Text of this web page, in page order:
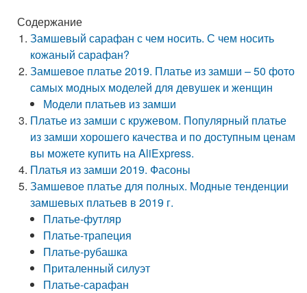
Содержание
Замшевый сарафан с чем носить. С чем носить
кожаный сарафан?
Замшевое платье 2019. Платье из замши – 50 фото
самых модных моделей для девушек и женщин
Модели платьев из замши
Платье из замши с кружевом. Популярный платье
из замши хорошего качества и по доступным ценам
вы можете купить на AliExpress.
Платья из замши 2019. Фасоны
Замшевое платье для полных. Модные тенденции
замшевых платьев в 2019 г.
Платье-футляр
Платье-трапеция
Платье-рубашка
Приталенный силуэт
Платье-сарафан